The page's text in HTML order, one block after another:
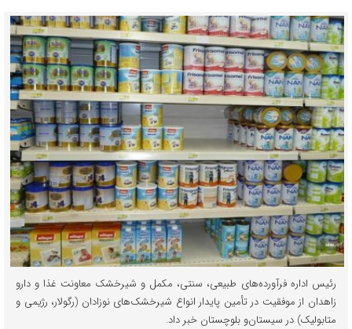
رئیس اداره فرآورده‌های طبیعی، سنتی، مکمل و شیرخشک معاونت غذا و دارو
زاهدان از موفقیت در تأمین پایدار انواع شیرخشک‌های نوزادان (رگولار، رژیمی و
متابولیک) در سیستان‌و بلوچستان خبر داد.